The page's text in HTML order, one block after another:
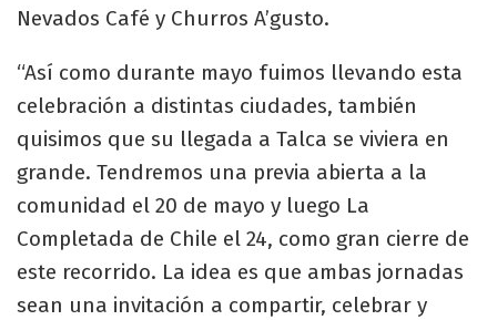
Nevados Café y Churros A’gusto.
“Así como durante mayo fuimos llevando esta
celebración a distintas ciudades, también
quisimos que su llegada a Talca se viviera en
grande. Tendremos una previa abierta a la
comunidad el 20 de mayo y luego La
Completada de Chile el 24, como gran cierre de
este recorrido. La idea es que ambas jornadas
sean una invitación a compartir, celebrar y